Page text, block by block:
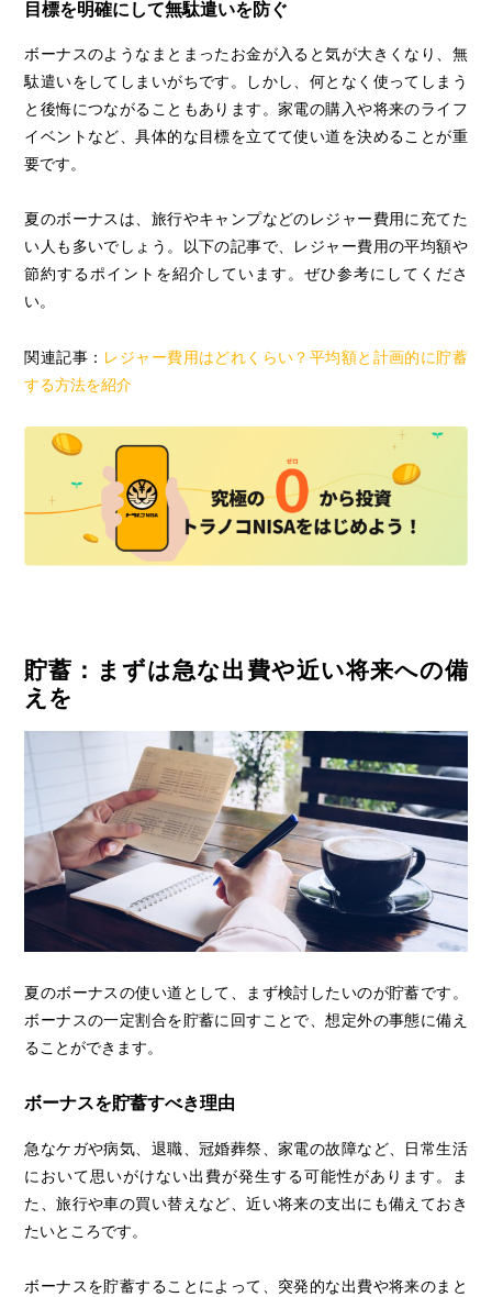
目標を明確にして無駄遣いを防ぐ
ボーナスのようなまとまったお金が入ると気が大きくなり、無
駄遣いをしてしまいがちです。しかし、何となく使ってしまう
と後悔につながることもあります。家電の購入や将来のライフ
イベントなど、具体的な目標を立てて使い道を決めることが重
要です。
夏のボーナスは、旅行やキャンプなどのレジャー費用に充てた
い人も多いでしょう。以下の記事で、レジャー費用の平均額や
節約するポイントを紹介しています。ぜひ参考にしてくださ
い。
関連記事： レジャー費用はどれくらい？平均額と計画的に貯蓄
する方法を紹介
貯蓄：まずは急な出費や近い将来への備
えを
夏のボーナスの使い道として、まず検討したいのが貯蓄です。
ボーナスの一定割合を貯蓄に回すことで、想定外の事態に備え
ることができます。
ボーナスを貯蓄すべき理由
急なケガや病気、退職、冠婚葬祭、家電の故障など、日常生活
において思いがけない出費が発生する可能性があります。ま
た、旅行や車の買い替えなど、近い将来の支出にも備えておき
たいところです。
ボーナスを貯蓄することによって、突発的な出費や将来のまと